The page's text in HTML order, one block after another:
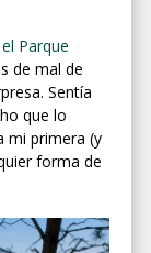
el Parque
de mal de
Sentía
que lo
mi primera (y
forma de